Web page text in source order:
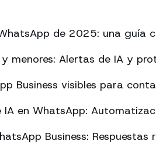
de 2025: una guía
y menores: Alertas de IA y
Business visibles para
en WhatsApp:
Business: